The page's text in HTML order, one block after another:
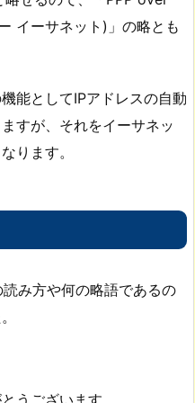
イーサネット)」の略とも
能としてIPアドレスの自動
すが、それをイーサネッ
ります。
み方や何の略語であるの